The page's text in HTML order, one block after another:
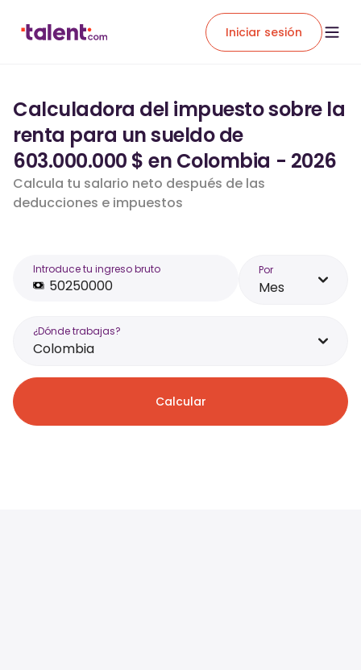
Iniciar sesión
Calculadora del impuesto sobre la
renta para un sueldo de
603.000.000 $ en Colombia - 2026
Calcula tu salario neto después de las
deducciones e impuestos
Introduce tu ingreso bruto Por
Mes
¿Dónde trabajas?
Colombia
Calcular